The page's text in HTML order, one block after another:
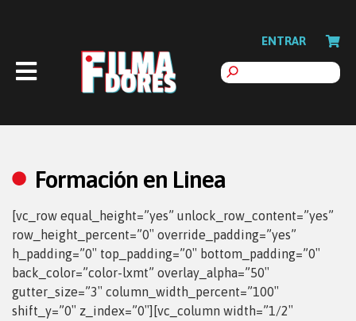
ENTRAR
Formación en Linea
[vc_row equal_height=”yes” unlock_row_content=”yes”
row_height_percent=”0″ override_padding=”yes”
h_padding=”0″ top_padding=”0″ bottom_padding=”0″
back_color=”color-lxmt” overlay_alpha=”50″
gutter_size=”3″ column_width_percent=”100″
shift_y=”0″ z_index=”0″][vc_column width=”1/2″